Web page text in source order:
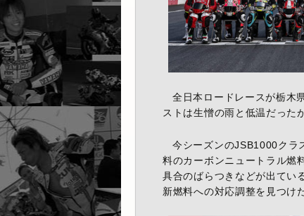
全日本ロードレースが栃木
ストは生憎の雨と低温だった
今シーズンのJSB1000クラ
料のカーボンニュートラル燃
具合のばらつきなどが出てい
新燃料への対応調整を見つけ